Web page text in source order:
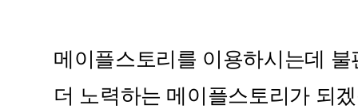
메이플스토리를 이용하시는데
더 노력하는 메이플스토리가 되